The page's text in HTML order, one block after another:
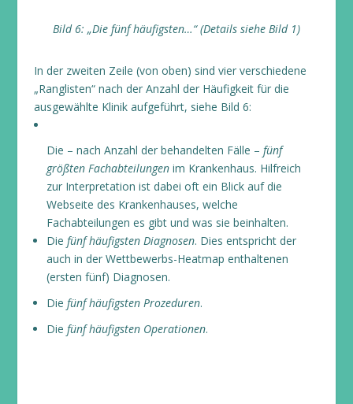
Bild 6: „Die fünf häufigsten…“ (Details siehe Bild 1)
In der zweiten Zeile (von oben) sind vier verschiedene
„Ranglisten“ nach der Anzahl der Häufigkeit für die
ausgewählte Klinik aufgeführt, siehe Bild 6:
Die – nach Anzahl der behandelten Fälle – fünf
größten Fachabteilungenim Krankenhaus. Hilfreich
zur Interpretation ist dabei oft ein Blick auf die
Webseite des Krankenhauses, welche
Fachabteilungen es gibt und was sie beinhalten.
Die fünf häufigsten Diagnosen. Dies entspricht der
auch in der Wettbewerbs-Heatmap enthaltenen
(ersten fünf) Diagnosen.
Die fünf häufigsten Prozeduren.
Die fünf häufigsten Operationen.